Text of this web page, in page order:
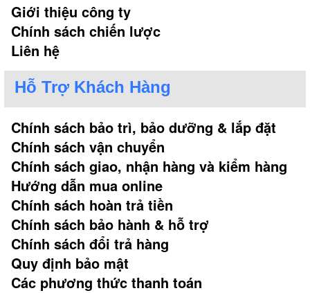
Giới thiệu công ty
Chính sách chiến lược
Liên hệ
Hỗ Trợ Khách Hàng
Chính sách bảo trì, bảo dưỡng & lắp đặt
Chính sách vận chuyển
Chính sách giao, nhận hàng và kiểm hàng
Hướng dẫn mua online
Chính sách hoàn trả tiền
Chính sách bảo hành & hỗ trợ
Chính sách đổi trả hàng
Quy định bảo mật
Các phương thức thanh toán